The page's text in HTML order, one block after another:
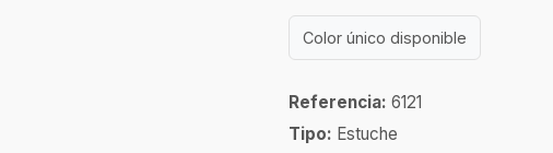
Color único disponible
Referencia: 6121
Tipo: Estuche